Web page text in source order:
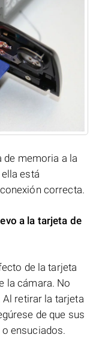
de memoria a la
está
correcta.
a la tarjeta de
de la tarjeta
la cámara. No
retirar la tarjeta
de que sus
ensuciados.